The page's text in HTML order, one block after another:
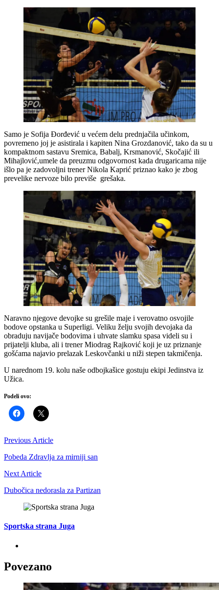
Samo je Sofija Đorđević u većem delu prednjačila učinkom,
povremeno joj je asistirala i kapiten Nina Grozdanović, tako da su u
kompaktnom sastavu Sremica, Babalj, Krsmanović, Skočajić ili
Mihajlović,umele da preuzmu odgovornost kada drugaricama nije
išlo pa je zadovoljni trener Nikola Kaprić priznao kako je zbog
prevelike nervoze bilo previše grešaka.
Naravno njegove devojke su grešile maje i verovatno osvojile
bodove opstanka u Superligi. Veliku želju svojih devojaka da
obraduju navijače bodovima i uhvate slamku spasa videli su i
prijatelji kluba, ali i trener Miodrag Rajković koji je uz priznanje
gošćama najavio prelazak Leskovčanki u niži stepen takmičenja.
U narednom 19. kolu naše odbojkašice gostuju ekipi Jedinstva iz
Užica.
Podeli ovo:
Previous Article
Pobeda Zdravlja za mirniji san
Next Article
Dubočica nedorasla za Partizan
Sportska strana Juga
Povezano